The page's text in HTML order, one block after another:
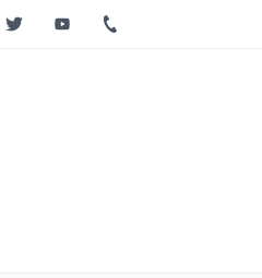
LinkedinTwitter Youtube